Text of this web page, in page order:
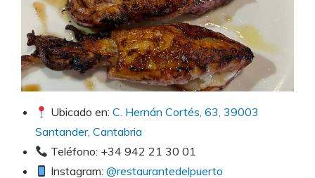
Ubicado en:C. Hernán Cortés, 63, 39003
Santander, Cantabria
Teléfono: +34 942 21 30 01
Instagram:@restaurantedelpuerto